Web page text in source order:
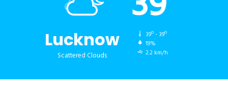
Lucknow
Scattered Clouds
39º - 39º
19%
2.2 km/h